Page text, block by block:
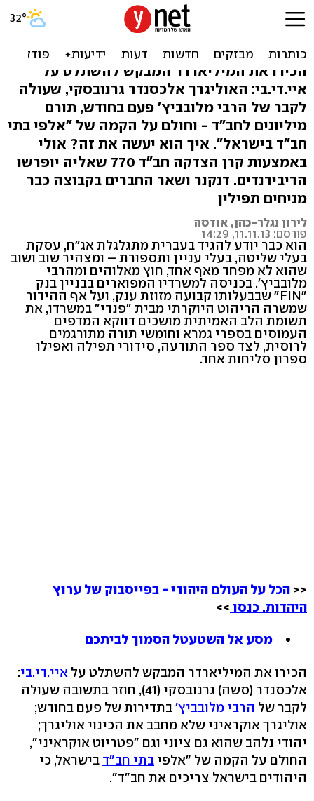
הדרך לאיי.די.בי עוברת בקבר
הרבי מלובביץ'
הכירו את המיליארדר המבקש להשתלט על
איי.די.בי: האוליגרך אלכסנדר גרנובסקי, שעולה
לקבר של הרבי מלובביץ' פעם בחודש, תורם
מיליונים לחב"ד - וחולם על הקמה של "אלפי בתי
חב"ד בישראל". איך הוא יעשה את זה? אולי
באמצעות קרן הצדקה חב"ד 770 שאליה יופרשו
הדיבידנדים. דנקנר ושאר החברים בקבוצה כבר
מניחים תפילין
לירון נגלר-כהן, אודסה
פורסם: 11.11.13, 14:29
הוא כבר יודע להגיד בעברית מתגלגלת אג"ח, עסקת
בעלי שליטה, בעלי עניין ותספורת – ומצהיר שוב ושוב
שהוא לא מפחד מאף אחד, חוץ מאלוהים ומהרבי
מלובביץ'. בכניסה למשרדיו המפוארים בבניין בנק
"FIN" שבבעלותו קבועה מזוזת ענק, ועל אף ההידור
שמשרה הריהוט היוקרתי מבית "פנדי" במשרדו, את
תשומת הלב האמיתית מושכים דווקא המדפים
העמוסים בספרי גמרא וחומשי תורה מתורגמים
לרוסית, לצד ספר התודעה, סידורי תפילה ואפילו
ספרון סליחות אחד.
<< הכל על העולם היהודי - בפייסבוק של ערוץ
היהדות. כנסו >>
מסע אל השטעטל הסמוך לביתכם
הכירו את המיליארדר המבקש להשתלט על איי.די.בי:
אלכסנדר (סשה) גרנובסקי (41), חוזר בתשובה שעולה
לקבר של הרבי מלובביץ'בתדירות של פעם בחודש;
אוליגרך אוקראיני שלא מחבב את הכינוי אוליגרך;
יהודי נלהב שהוא גם ציוני וגם "פטריוט אוקראיני",
החולם על הקמה של "אלפי בתי חב"ד בישראל, כי
היהודים בישראל צריכים את חב"ד".